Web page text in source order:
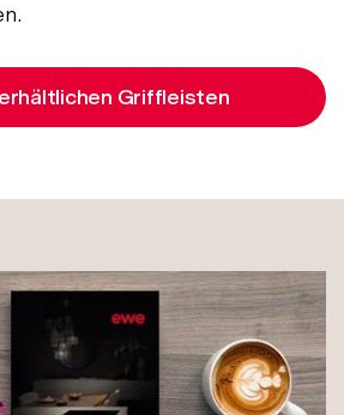
Griffleisten